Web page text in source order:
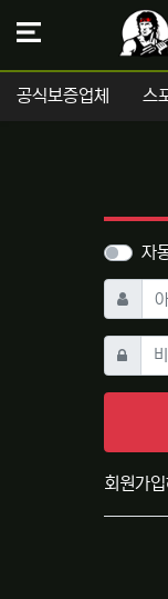
공식보증업체 스
자
아이디
비밀번호
회원가입